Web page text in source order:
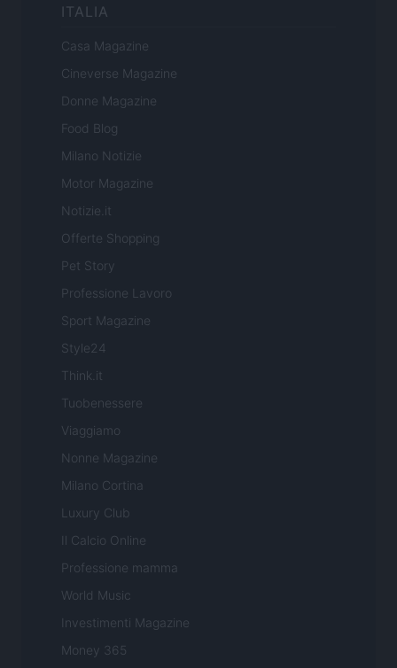
ITALIA
Casa Magazine
Cineverse Magazine
Donne Magazine
Food Blog
Milano Notizie
Motor Magazine
Notizie.it
Offerte Shopping
Pet Story
Professione Lavoro
Sport Magazine
Style24
Think.it
Tuobenessere
Viaggiamo
Nonne Magazine
Milano Cortina
Luxury Club
Il Calcio Online
Professione mamma
World Music
Investimenti Magazine
Money 365